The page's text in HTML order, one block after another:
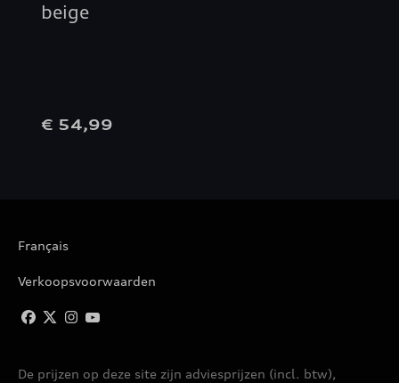
beige
€ 54,99
Français
Verkoopsvoorwaarden
De prijzen op deze site zijn adviesprijzen (incl. btw),